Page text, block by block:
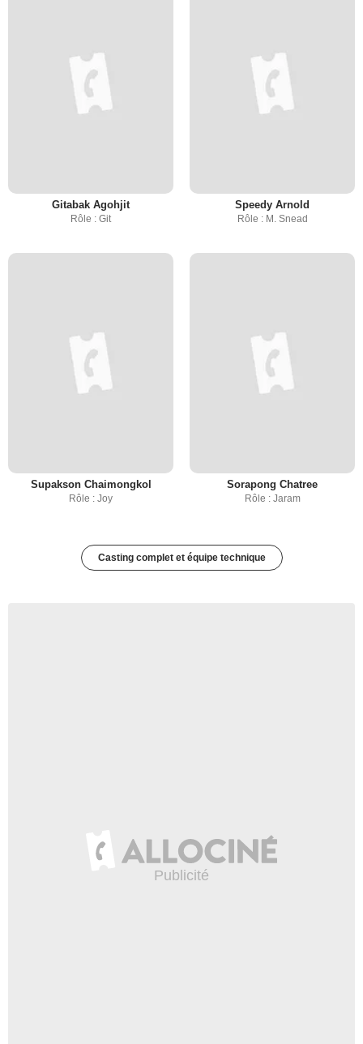
Gitabak Agohjit
Rôle : Git
Speedy Arnold
Rôle : M. Snead
Supakson Chaimongkol
Rôle : Joy
Sorapong Chatree
Rôle : Jaram
Casting complet et équipe technique